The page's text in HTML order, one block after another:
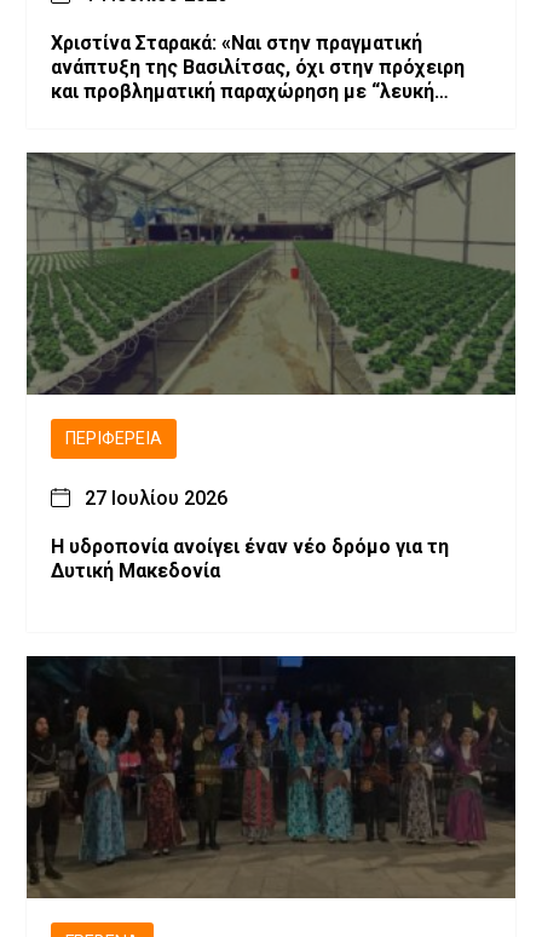
Χριστίνα Σταρακά: «Ναι στην πραγματική
ανάπτυξη της Βασιλίτσας, όχι στην πρόχειρη
και προβληματική παραχώρηση με “λευκή
ΠΕΡΙΦΈΡΕΙΑ
27 Ιουλίου 2026
Η υδροπονία ανοίγει έναν νέο δρόμο για τη
Δυτική Μακεδονία